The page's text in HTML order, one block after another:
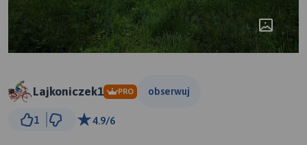
Lajkoniczek1 PRO obserwuj
1 4.9/6